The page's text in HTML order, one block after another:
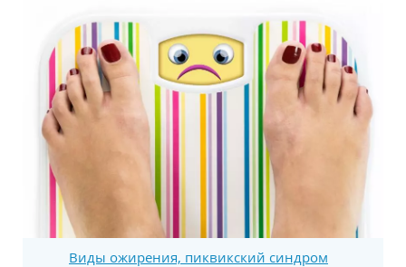
Виды ожирения, пиквикский синдром